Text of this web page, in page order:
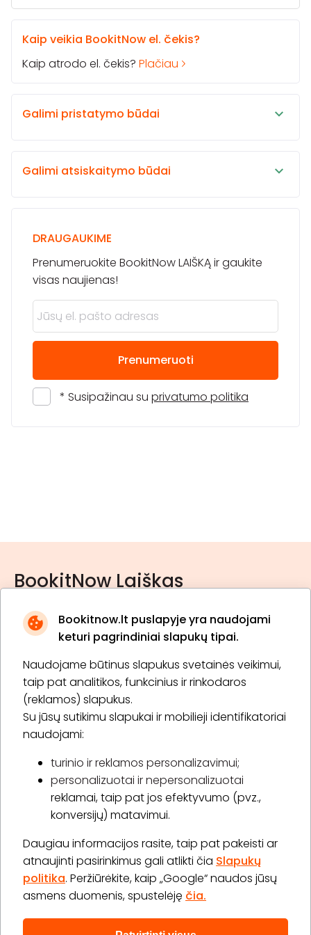
Bookitnow.lt puslapyje yra naudojami
keturi pagrindiniai slapukų tipai.
Naudojame būtinus slapukus svetainės veikimui,
taip pat analitikos, funkcinius ir rinkodaros
(reklamos) slapukus.
Su jūsų sutikimu slapukai ir mobilieji identifikatoriai
naudojami:
turinio ir reklamos personalizavimui;
personalizuotai ir nepersonalizuotai
reklamai, taip pat jos efektyvumo (pvz.,
konversijų) matavimui.
Daugiau informacijos rasite, taip pat pakeisti ar
atnaujinti pasirinkimus gali atlikti čia Slapukų
politika. Peržiūrėkite, kaip „Google“ naudos jūsų
asmens duomenis, spustelėję čia.
Kaip veikia BookitNow el. čekis?
Kaip atrodo el. čekis? Plačiau
Galimi pristatymo būdai
Galimi atsiskaitymo būdai
DRAUGAUKIME
Prenumeruokite BookitNow LAIŠKĄ ir gaukite
visas naujienas!
Prenumeruoti
* Susipažinau su privatumo politika
BookitNow Laiškas
* Susipažinau su privatumo politika
Prenumeruoti
Apie „BookitNow“
Informacija
„GERA DOVANA“ GRUPĖ